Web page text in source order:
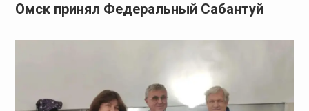
Омск принял Федеральный Сабантуй